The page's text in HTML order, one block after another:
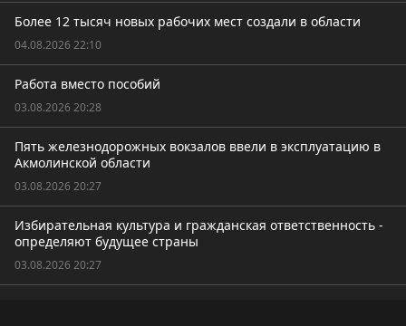
Более 12 тысяч новых рабочих мест создали в области
04.08.2026 22:10
Работа вместо пособий
03.08.2026 20:28
Пять железнодорожных вокзалов ввели в эксплуатацию в
Акмолинской области
03.08.2026 20:27
Избирательная культура и гражданская ответственность -
определяют будущее страны
03.08.2026 20:27